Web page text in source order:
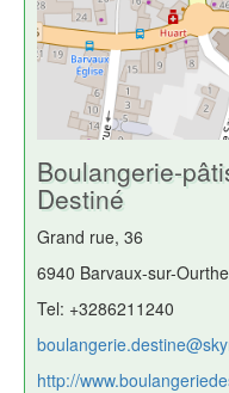
Boulangerie-
Destiné
Grand rue, 36
6940 Barvaux-sur-Ourthe
Tel: +3286211240
http://